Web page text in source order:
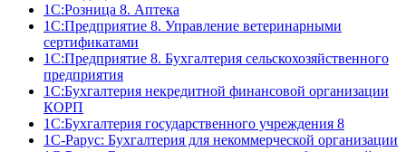
1С:Розница 8. Аптека
1C:Предприятие 8. Управление ветеринарными
сертификатами
1С:Предприятие 8. Бухгалтерия сельскохозяйственного
предприятия
1C:Бухгалтерия некредитной финансовой организации
КОРП
1С:Бухгалтерия государственного учреждения 8
1С-Рарус: Бухгалтерия для некоммерческой организации